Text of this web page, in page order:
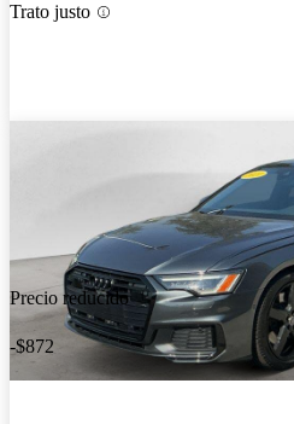
Trato justo
Precio reducido
-$872